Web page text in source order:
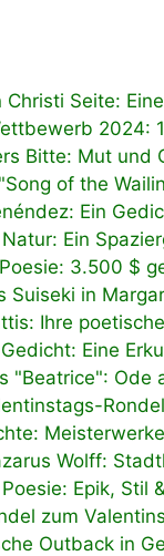
Christi Seite:
2024:
Bitte: Mut und
of the
Ein
Ein
3.500 $
Suiseki in
Ihre
Eine
"Beatrice": Ode
Wolff:
Epik, Stil
zum
Outback in